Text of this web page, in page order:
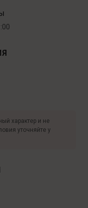
характер и не
уточняйте у